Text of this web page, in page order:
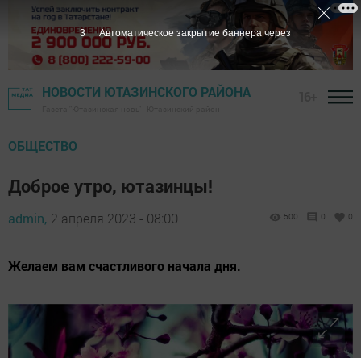
НОВОСТИ ЮТАЗИНСКОГО РАЙОНА
ОБЩЕСТВО
Доброе утро, ютазинцы!
admin, 2 апреля 2023 - 08:00 500 0 0
Желаем вам счастливого начала дня.
1 Автоматическое закрытие баннера через